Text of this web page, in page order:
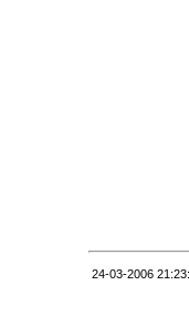
24-03-2006